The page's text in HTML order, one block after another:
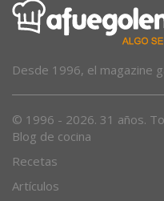
Desde 1996, el magazine
© 1996 - 2026. 31 años.
Blog de cocina
Recetas
Artículos